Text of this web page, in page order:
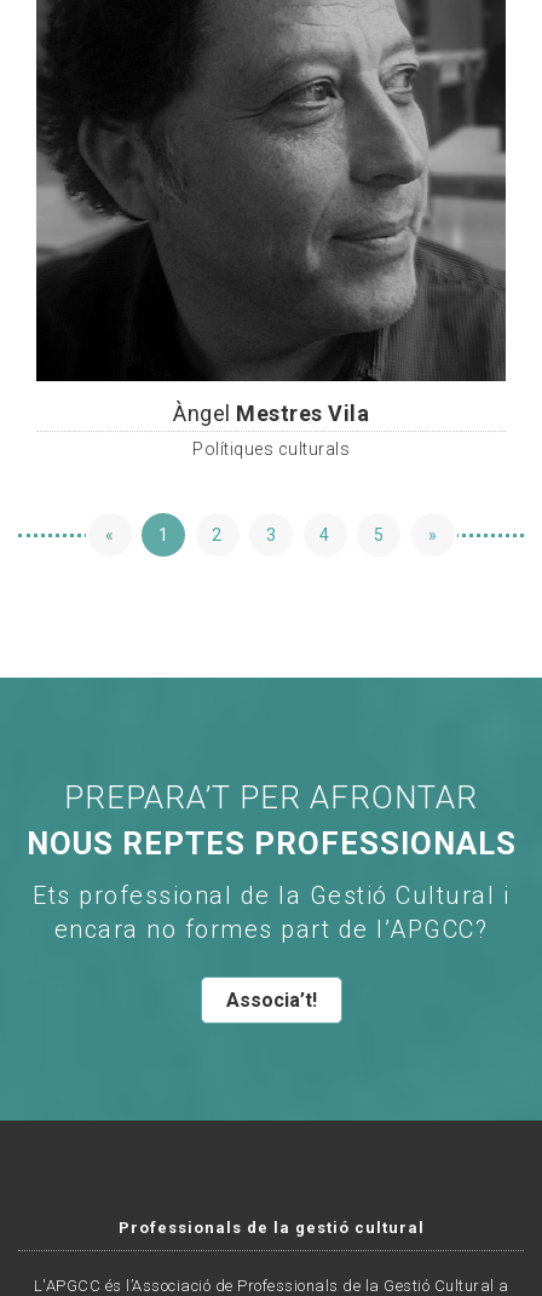
Àngel Mestres Vila
Polítiques culturals
« 1 2 3 4 5 »
PREPARA’T PER AFRONTAR
NOUS REPTES PROFESSIONALS
Ets professional de la Gestió Cultural i
encara no formes part de l’APGCC?
Associa’t!
Professionals de la gestió cultural
L'APGCC és l’Associació de Professionals de la Gestió Cultural a